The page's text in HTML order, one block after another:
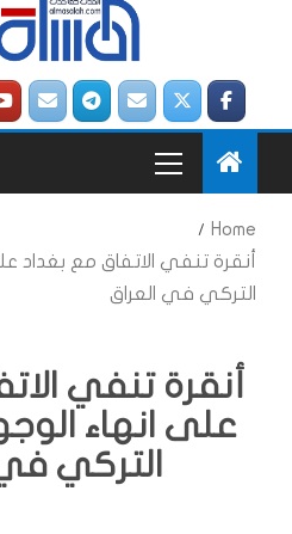
Home
أنقرة تنفي الاتفاق مع بغداد
التركي في العراق
أنقرة تنفي
على انهاء
التركي